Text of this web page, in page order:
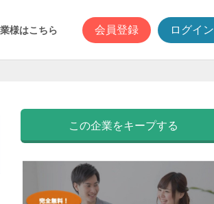
様はこちら 会員登録 ログイン
この企業をキープする